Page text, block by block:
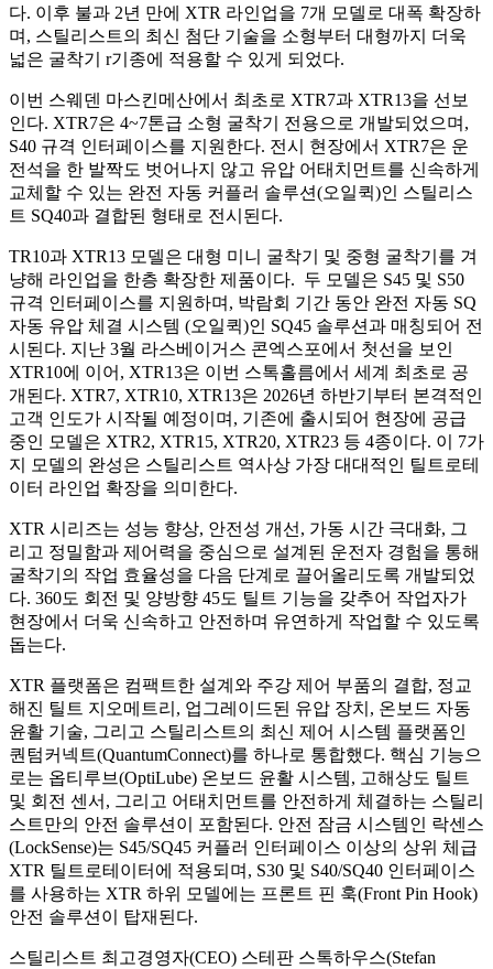
다. 이후 불과 2년 만에 XTR 라인업을 7개 모델로 대폭 확장하
며 , 스틸리스트의 최신 첨단 기술을 소형부터 대형까지 더욱
넓은 굴착기 r기종에 적용할 수 있게 되었다.
이번 스웨덴 마스킨메산에서 최초로 XTR7과 XTR13을 선보
인다. XTR7은 4~7톤급 소형 굴착기 전용으로 개발되었으며 ,
S40 규격 인터페이스를 지원한다. 전시 현장에서 XTR7은 운
전석을 한 발짝도 벗어나지 않고 유압 어태치먼트를 신속하게
교체할 수 있는 완전 자동 커플러 솔루션(오일퀵)인 스틸리스
트 SQ40과 결합된 형태로 전시된다.
TR10과 XTR13 모델은 대형 미니 굴착기 및 중형 굴착기를 겨
냥해 라인업을 한층 확장한 제품이다. 두 모델은 S45 및 S50
규격 인터페이스를 지원하며 , 박람회 기간 동안 완전 자동 SQ
자동 유압 체결 시스템 (오일퀵)인 SQ45 솔루션과 매칭되어 전
시된다. 지난 3월 라스베이거스 콘엑스포에서 첫선을 보인
XTR10에 이어 , XTR13은 이번 스톡홀름에서 세계 최초로 공
개된다. XTR7, XTR10, XTR13은 2026년 하반기부터 본격적인
고객 인도가 시작될 예정이며 , 기존에 출시되어 현장에 공급
중인 모델은 XTR2, XTR15, XTR20, XTR23 등 4종이다. 이 7가
지 모델의 완성은 스틸리스트 역사상 가장 대대적인 틸트로테
이터 라인업 확장을 의미한다.
XTR 시리즈는 성능 향상, 안전성 개선 , 가동 시간 극대화, 그
리고 정밀함과 제어력을 중심으로 설계된 운전자 경험을 통해
굴착기의 작업 효율성을 다음 단계로 끌어올리도록 개발되었
다. 360도 회전 및 양방향 45도 틸트 기능을 갖추어 작업자가
현장에서 더욱 신속하고 안전하며 유연하게 작업할 수 있도록
돕는다.
XTR 플랫폼은 컴팩트한 설계와 주강 제어 부품의 결합, 정교
해진 틸트 지오메트리 , 업그레이드된 유압 장치 , 온보드 자동
윤활 기술, 그리고 스틸리스트의 최신 제어 시스템 플랫폼인
퀀텀커넥트(QuantumConnect)를 하나로 통합했다. 핵심 기능으
로는 옵티루브(OptiLube) 온보드 윤활 시스템, 고해상도 틸트
및 회전 센서 , 그리고 어태치먼트를 안전하게 체결하는 스틸리
스트만의 안전 솔루션이 포함된다. 안전 잠금 시스템인 락센스
(LockSense)는 S45/SQ45 커플러 인터페이스 이상의 상위 체급
XTR 틸트로테이터에 적용되며 , S30 및 S40/SQ40 인터페이스
를 사용하는 XTR 하위 모델에는 프론트 핀 훅(Front Pin Hook)
안전 솔루션이 탑재된다.
스틸리스트 최고경영자(CEO) 스테판 스톡하우스(Stefan